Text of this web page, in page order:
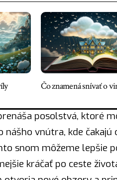
Čo znamená snívať o
posolstvá, ktoré
nášho vnútra, kde
snom môžeme lepšie
kráčať po ceste